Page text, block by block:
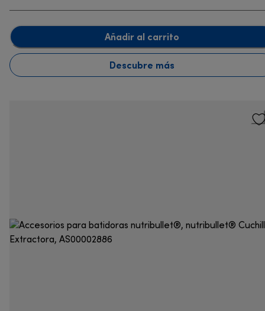
Añadir al carrito
Descubre más